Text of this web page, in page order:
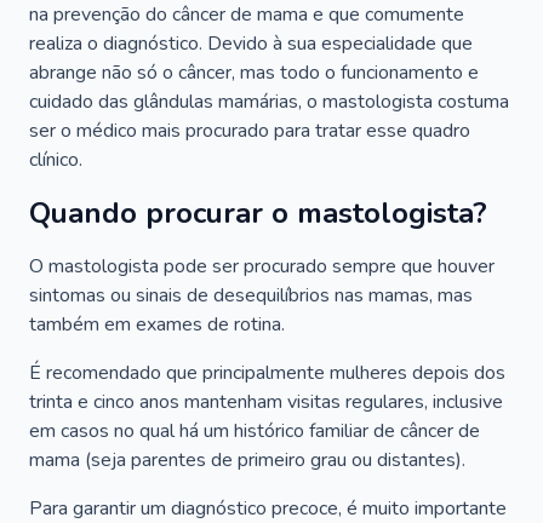
na prevenção do câncer de mama e que comumente
realiza o diagnóstico. Devido à sua especialidade que
abrange não só o câncer, mas todo o funcionamento e
cuidado das glândulas mamárias, o mastologista costuma
ser o médico mais procurado para tratar esse quadro
clínico.
Quando procurar o mastologista?
O mastologista pode ser procurado sempre que houver
sintomas ou sinais de desequilíbrios nas mamas, mas
também em exames de rotina.
É recomendado que principalmente mulheres depois dos
trinta e cinco anos mantenham visitas regulares, inclusive
em casos no qual há um histórico familiar de câncer de
mama (seja parentes de primeiro grau ou distantes).
Para garantir um diagnóstico precoce, é muito importante